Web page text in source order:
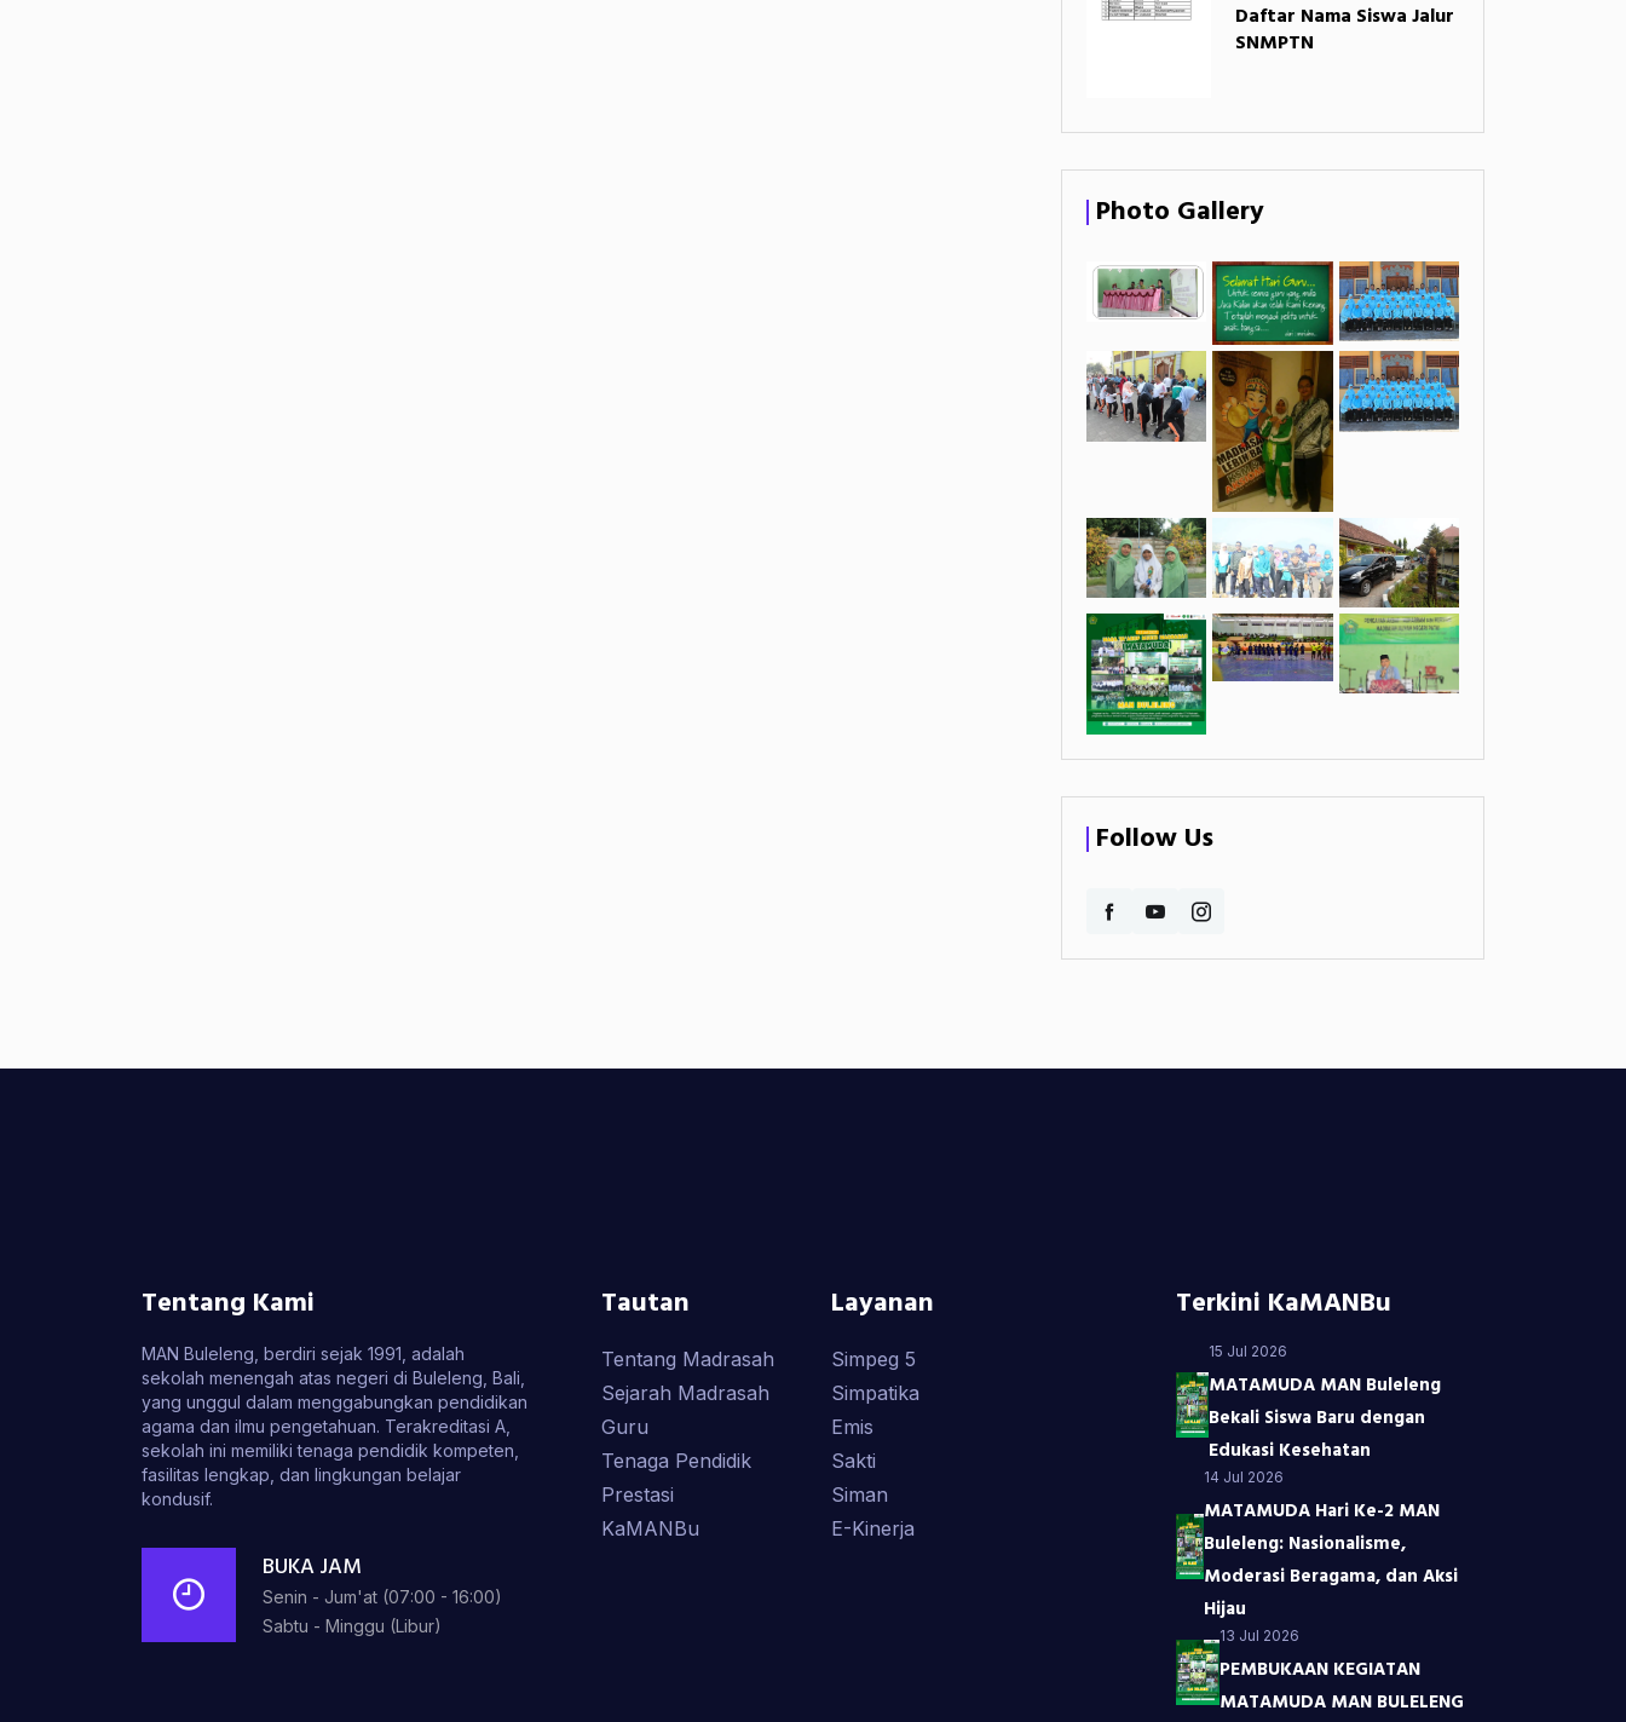
Daftar Nama Siswa Jalur
SNMPTN
Photo Gallery
Follow Us
Tentang Kami
MAN Buleleng, berdiri sejak 1991, adalah
sekolah menengah atas negeri di Buleleng, Bali,
yang unggul dalam menggabungkan pendidikan
agama dan ilmu pengetahuan. Terakreditasi A,
sekolah ini memiliki tenaga pendidik kompeten,
fasilitas lengkap, dan lingkungan belajar
kondusif.
BUKA JAM
Senin - Jum'at (07:00 - 16:00)
Sabtu - Minggu (Libur)
Tautan
Tentang Madrasah
Sejarah Madrasah
Guru
Tenaga Pendidik
Prestasi
KaMANBu
Layanan
Simpeg 5
Simpatika
Emis
Sakti
Siman
E-Kinerja
Terkini KaMANBu
15 Jul 2026
MATAMUDA MAN Buleleng
Bekali Siswa Baru dengan
Edukasi Kesehatan
14 Jul 2026
MATAMUDA Hari Ke-2 MAN
Buleleng: Nasionalisme,
Moderasi Beragama, dan Aksi
Hijau
13 Jul 2026
PEMBUKAAN KEGIATAN
MATAMUDA MAN BULELENG